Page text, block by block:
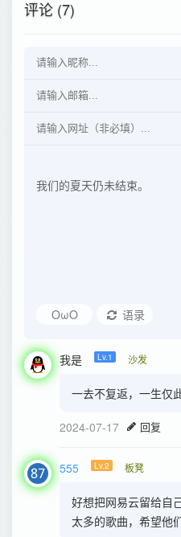
评论 (7)
OωO 语录
我是 Lv.1 沙发
一去不复返，一生仅
2024-07-17 回复
555 Lv.2 板凳
好想把网易云留给自
太多的歌曲，希望他